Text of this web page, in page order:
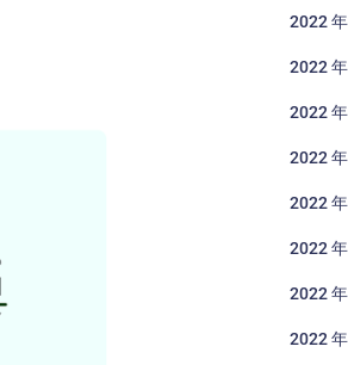
2022
2022
2022
2022
2022
2022
2022
2022